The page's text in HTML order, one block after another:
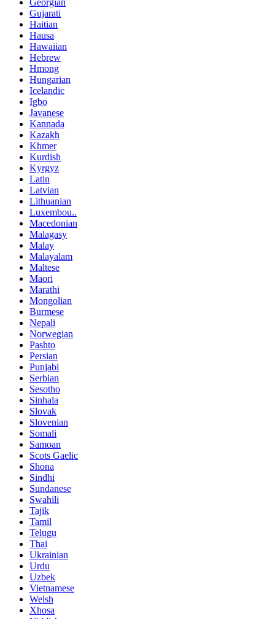
Gujarati
Haitian
Hausa
Hawaiian
Hebrew
Hmong
Hungarian
Icelandic
Igbo
Javanese
Kannada
Kazakh
Khmer
Kurdish
Kyrgyz
Latin
Latvian
Lithuanian
Luxembou..
Macedonian
Malagasy
Malay
Malayalam
Maltese
Maori
Marathi
Mongolian
Burmese
Nepali
Norwegian
Pashto
Persian
Punjabi
Serbian
Sesotho
Sinhala
Slovak
Slovenian
Somali
Samoan
Scots Gaelic
Shona
Sindhi
Sundanese
Swahili
Tajik
Tamil
Telugu
Thai
Ukrainian
Urdu
Uzbek
Vietnamese
Welsh
Xhosa